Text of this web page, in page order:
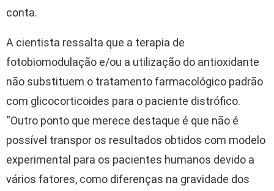
conta.
A cientista ressalta que a terapia de
fotobiomodulação e/ou a utilização do antioxidante
não substituem o tratamento farmacológico padrão
com glicocorticoides para o paciente distrófico.
“Outro ponto que merece destaque é que não é
possível transpor os resultados obtidos com modelo
experimental para os pacientes humanos devido a
vários fatores, como diferenças na gravidade dos